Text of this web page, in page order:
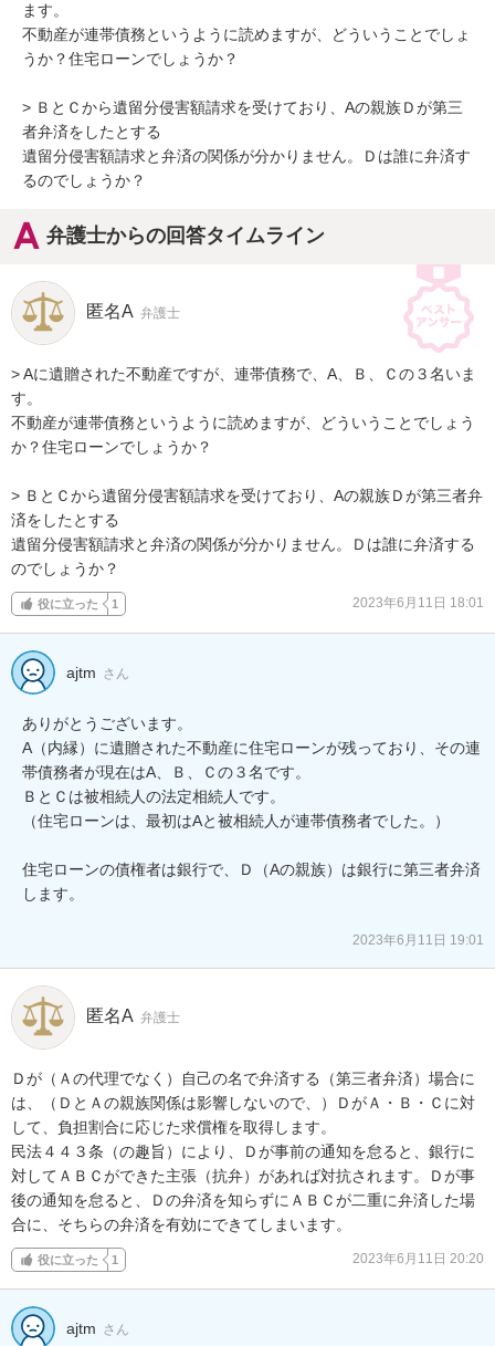
ます。
不動産が連帯債務というように読めますが、どういうことでしょ
うか？住宅ローンでしょうか？
> ＢとＣから遺留分侵害額請求を受けており、Aの親族Ｄが第三
者弁済をしたとする
遺留分侵害額請求と弁済の関係が分かりません。Ｄは誰に弁済す
るのでしょうか？
弁護士からの回答タイムライン
匿名A 弁護士
> Aに遺贈された不動産ですが、連帯債務で、A、Ｂ、Ｃの３名いま
す。
不動産が連帯債務というように読めますが、どういうことでしょう
か？住宅ローンでしょうか？
> ＢとＣから遺留分侵害額請求を受けており、Aの親族Ｄが第三者弁
済をしたとする
遺留分侵害額請求と弁済の関係が分かりません。Ｄは誰に弁済する
のでしょうか？
役に立った 1 2023年6月11日 18:01
ajtm さん
ありがとうございます。
A（内縁）に遺贈された不動産に住宅ローンが残っており、その連
帯債務者が現在はA、Ｂ、Ｃの３名です。
ＢとＣは被相続人の法定相続人です。
（住宅ローンは、最初はAと被相続人が連帯債務者でした。）
住宅ローンの債権者は銀行で、Ｄ（Aの親族）は銀行に第三者弁済
します。
2023年6月11日 19:01
匿名A 弁護士
Ｄが（Ａの代理でなく）自己の名で弁済する（第三者弁済）場合に
は、（ＤとＡの親族関係は影響しないので、）ＤがＡ・Ｂ・Ｃに対
して、負担割合に応じた求償権を取得します。
民法４４３条（の趣旨）により、Ｄが事前の通知を怠ると、銀行に
対してＡＢＣができた主張（抗弁）があれば対抗されます。Ｄが事
後の通知を怠ると、Ｄの弁済を知らずにＡＢＣが二重に弁済した場
合に、そちらの弁済を有効にできてしまいます。
役に立った 1 2023年6月11日 20:20
ajtm さん